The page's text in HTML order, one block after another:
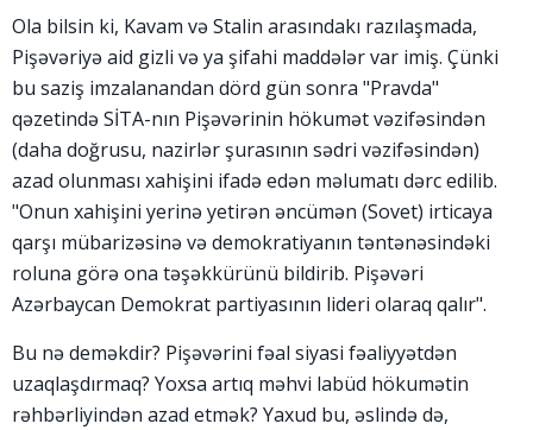
Ola bilsin ki, Kavam və Stalin arasındakı razılaşmada,
Pişəvəriyə aid gizli və ya şifahi maddələr var imiş. Çünki
bu saziş imzalanandan dörd gün sonra "Pravda"
qəzetində SİTA-nın Pişəvərinin hökumət vəzifəsindən
(daha doğrusu, nazirlər şurasının sədri vəzifəsindən)
azad olunması xahişini ifadə edən məlumatı dərc edilib.
"Onun xahişini yerinə yetirən əncümən (Sovet) irticaya
qarşı mübarizəsinə və demokratiyanın təntənəsindəki
roluna görə ona təşəkkürünü bildirib. Pişəvəri
Azərbaycan Demokrat partiyasının lideri olaraq qalır".
Bu nə deməkdir? Pişəvərini fəal siyasi fəaliyyətdən
uzaqlaşdırmaq? Yoxsa artıq məhvi labüd hökumətin
rəhbərliyindən azad etmək? Yaxud bu, əslində də,